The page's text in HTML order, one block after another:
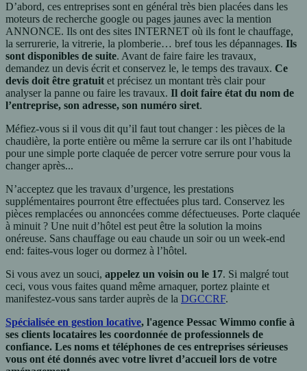
D’abord, ces entreprises sont en général très bien placées dans les
moteurs de recherche google ou pages jaunes avec la mention
ANNONCE. Ils ont des sites INTERNET où ils font le chauffage,
la serrurerie, la vitrerie, la plomberie… bref tous les dépannages. Ils
sont disponibles de suite. Avant de faire faire les travaux,
demandez un devis écrit et conservez le, le temps des travaux. Ce
devis doit être gratuit et précisez un montant très clair pour
analyser la panne ou faire les travaux. Il doit faire état du nom de
l’entreprise, son adresse, son numéro siret.
Méfiez-vous si il vous dit qu’il faut tout changer : les pièces de la
chaudière, la porte entière ou même la serrure car ils ont l’habitude
pour une simple porte claquée de percer votre serrure pour vous la
changer après...
N’acceptez que les travaux d’urgence, les prestations
supplémentaires pourront être effectuées plus tard. Conservez les
pièces remplacées ou annoncées comme défectueuses. Porte claquée
à minuit ? Une nuit d’hôtel est peut être la solution la moins
onéreuse. Sans chauffage ou eau chaude un soir ou un week-end
end: faites-vous loger ou dormez à l’hôtel.
Si vous avez un souci, appelez un voisin ou le 17. Si malgré tout
ceci, vous vous faites quand même arnaquer, portez plainte et
manifestez-vous sans tarder auprès de la DGCCRF.
Spécialisée en gestion locative, l'agence Pessac Wimmo confie à
ses clients locataires les coordonnée de professionnels de
confiance. Les noms et téléphones de ces entreprises sérieuses
vous ont été donnés avec votre livret d’accueil lors de votre